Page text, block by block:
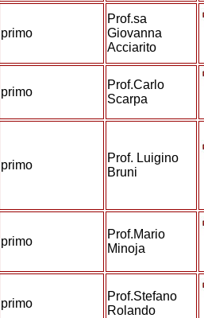
primo
Prof.sa
Giovanna
Acciarito
primo
Prof.Carlo
Scarpa
primo
Prof. Luigino
Bruni
primo
Prof.Mario
Minoja
primo
Prof.Stefano
Rolando